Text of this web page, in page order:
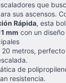
que
sus ascensos.
Rápida, esta
mm con un
20 metros,
de
resistencia.